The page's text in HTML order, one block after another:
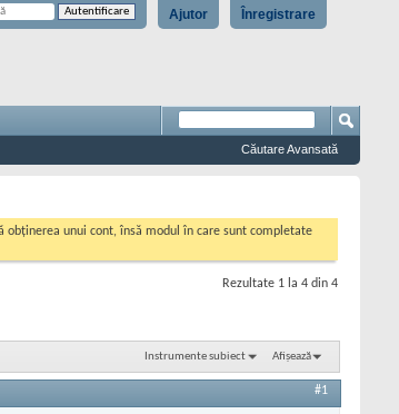
Înregistrare
Ajutor
Căutare Avansată
obținerea unui cont, însă modul în care sunt completate
Rezultate 1 la 4 din 4
Instrumente subiect Afișează
#1